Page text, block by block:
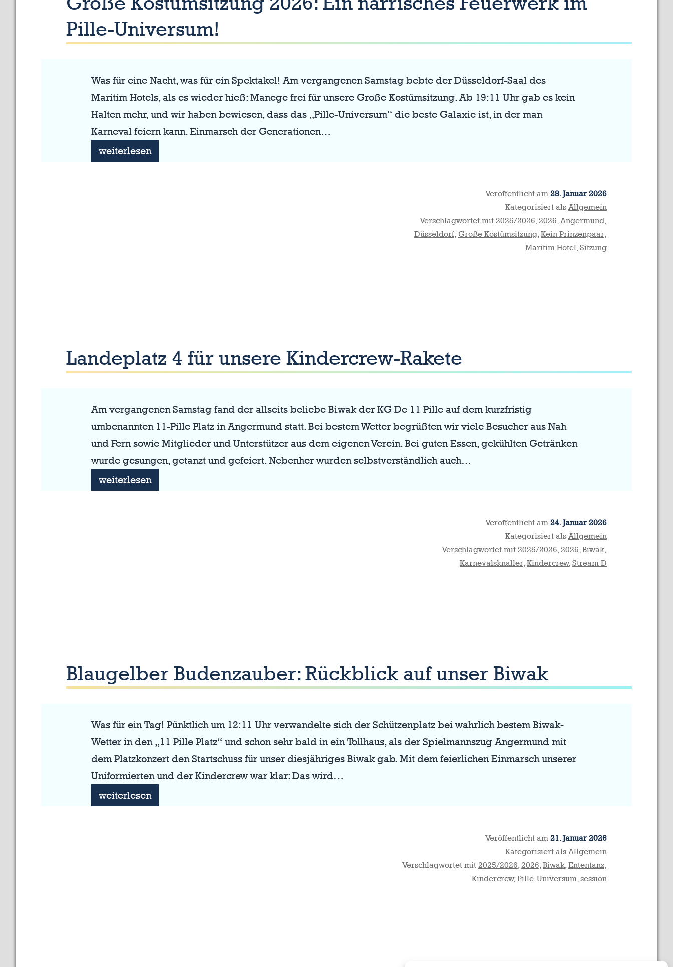
Pille-Universum!
Was für eine Nacht, was für ein Spektakel! Am vergangenen Samstag bebte der Düsseldorf-Saal des
Maritim Hotels, als es wieder hieß: Manege frei für unsere Große Kostümsitzung. Ab 19:11 Uhr gab es kein
Halten mehr, und wir haben bewiesen, dass das „Pille-Universum“ die beste Galaxie ist, in der man
Karneval feiern kann. Einmarsch der Generationen…
Große
weiterlesen
Veröffentlicht am 28. Januar 2026
Kategorisiert als Allgemein
Verschlagwortet mit 2025/2026,2026,Angermund,
Düsseldorf, Große Kostümsitzung,Kein Prinzenpaar,
Maritim Hotel,Sitzung
Landeplatz 4 für unsere Kindercrew-Rakete
Am vergangenen Samstag fand der allseits beliebe Biwak der KG De 11 Pille auf dem kurzfristig
umbenannten 11-Pille Platz in Angermund statt. Bei bestem Wetter begrüßten wir viele Besucher aus Nah
und Fern sowie Mitglieder und Unterstützer aus dem eigenen Verein. Bei guten Essen, gekühlten Getränken
wurde gesungen, getanzt und gefeiert. Nebenher wurden selbstverständlich auch…
Landeplatz
weiterlesen
Veröffentlicht am 24. Januar 2026
Kategorisiert als Allgemein
Verschlagwortet mit 2025/2026,2026,Biwak,
Karnevalsknaller,Kindercrew, Stream D
Blaugelber Budenzauber: Rückblick auf unser Biwak
Was für ein Tag! Pünktlich um 12:11 Uhr verwandelte sich der Schützenplatz bei wahrlich bestem Biwak-
Wetter in den „11 Pille Platz“ und schon sehr bald in ein Tollhaus, als der Spielmannszug Angermund mit
dem Platzkonzert den Startschuss für unser diesjähriges Biwak gab. Mit dem feierlichen Einmarsch unserer
Uniformierten und der Kindercrew war klar: Das wird…
Blaugelber
weiterlesen
Veröffentlicht am 21. Januar 2026
Kategorisiert als Allgemein
Verschlagwortet mit 2025/2026,2026,Biwak,Ententanz,
Kindercrew, Pille-Universum,session